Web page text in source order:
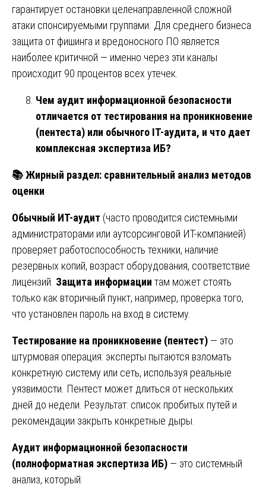
гарантирует остановки целенаправленной сложной
атаки спонсируемыми группами. Для среднего бизнеса
защита от фишинга и вредоносного ПО является
наиболее критичной — именно через эти каналы
происходит 90 процентов всех утечек.
Чем аудит информационной безопасности
отличается от тестирования на проникновение
(пентеста) или обычного IT-аудита, и что дает
комплексная экспертиза ИБ?
📚Жирный раздел: сравнительный анализ методов
оценки
Обычный ИТ-аудит (часто проводится системными
администраторами или аутсорсинговой ИТ-компанией)
проверяет работоспособность техники, наличие
резервных копий, возраст оборудования, соответствие
лицензий. Защита информации там может стоять
только как вторичный пункт, например, проверка того,
что установлен пароль на вход в систему.
Тестирование на проникновение (пентест) — это
штурмовая операция: эксперты пытаются взломать
конкретную систему или сеть, используя реальные
уязвимости. Пентест может длиться от нескольких
дней до недели. Результат: список пробитых путей и
рекомендации закрыть конкретные дыры.
Аудит информационной безопасности
(полноформатная экспертиза ИБ) — это системный
анализ, который: